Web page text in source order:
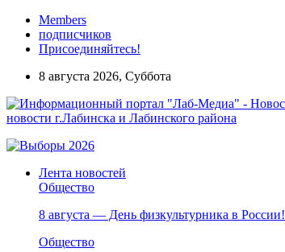
Members
подписчиков
Присоединяйтесь!
8 августа 2026, Суббота
новости г.Лабинска и Лабинского района
Лента новостей
Общество
8 августа — День физкультурника в России!
Общество